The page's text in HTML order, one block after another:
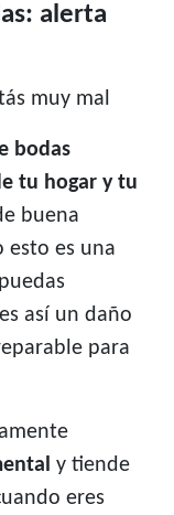
alerta
muy mal
bodas
tu hogar y tu
buena
esto es una
así un daño
para
y tiende
eres